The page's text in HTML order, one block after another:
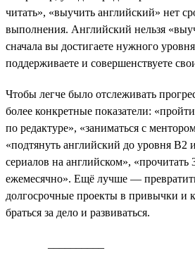
читать», «выучить английский» нет
выполнения. Английский нельзя
сначала вы достигаете нужного
поддерживаете и совершенствуете
Чтобы легче было отслеживать
более конкретные показатели:
по редактуре», «заниматься с
«подтянуть английский до уровня B2
сериалов на английском»,
ежемесячно». Ещё лучше —
долгосрочные проекты в привычки и
браться за дело и развиваться.